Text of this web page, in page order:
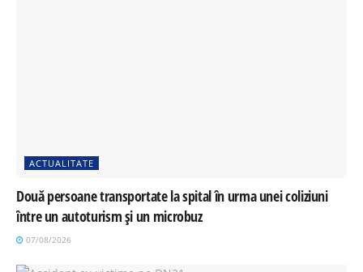
ACTUALITATE
Două persoane transportate la spital în urma unei coliziuni
între un autoturism și un microbuz
07/08/2026